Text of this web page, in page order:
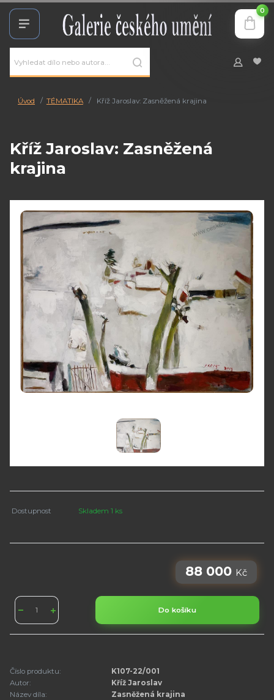
0
Úvod TÉMATIKA Kříž Jaroslav: Zasněžená krajina
Kříž Jaroslav: Zasněžená
krajina
Dostupnost Skladem 1 ks
88 000 Kč
Do košíku
Číslo produktu:
K107-22/001
Autor:
Kříž Jaroslav
Název díla:
Zasněžená krajina